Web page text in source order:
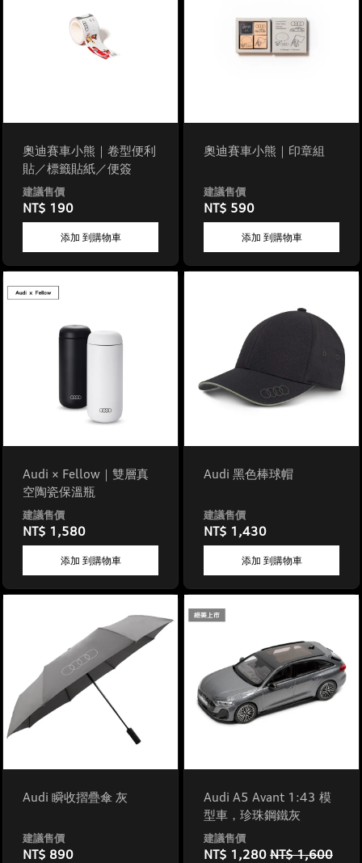
奧迪賽車小熊｜卷型便利
貼／標籤貼紙／便簽
NT$ 190
添加 到購物車
奧迪賽車小熊｜印章組
NT$ 590
添加 到購物車
Audi × Fellow｜雙層真
空陶瓷保溫瓶
NT$ 1,580
添加 到購物車
Audi 黑色棒球帽
NT$ 1,430
添加 到購物車
Audi 瞬收摺疊傘 灰
NT$ 890
Audi A5 Avant 1:43 模
型車，珍珠鋼鐵灰
NT$ 1,280 NT$ 1,600